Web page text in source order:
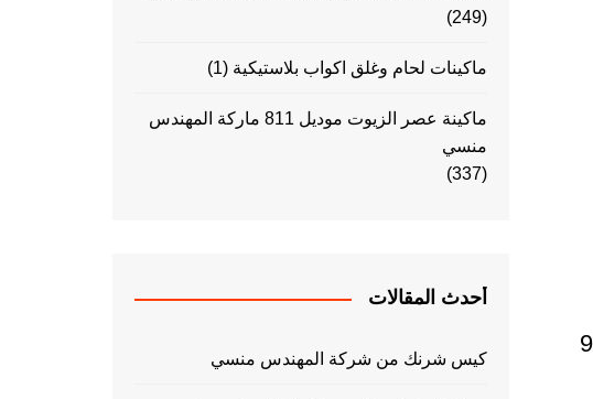
2 فاز موديل 902
(249)
ماكينات لحام وغلق اكواب بلاستيكية (1)
ماكينة عصر الزيوت موديل 811 ماركة المهندس
منسي
(337)
أحدث المقالات
كيس شرنك من شركة المهندس منسي